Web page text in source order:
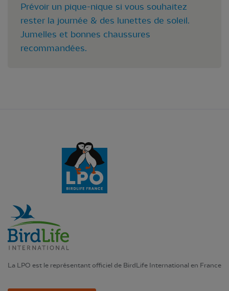
Prévoir un pique-nique si vous souhaitez
rester la journée & des lunettes de soleil.
Jumelles et bonnes chaussures
recommandées.
La LPO est le représentant officiel de BirdLife International en France